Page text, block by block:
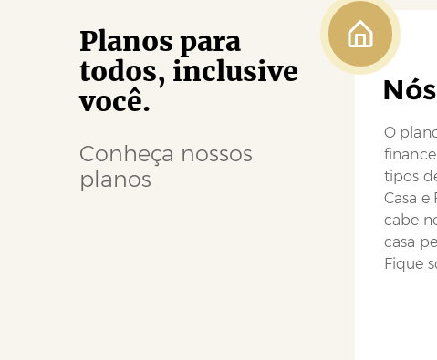
Planos para
todos, inclusive
você.
Conheça nossos
planos
O
tipos
Casa e
cabe
casa
Fique